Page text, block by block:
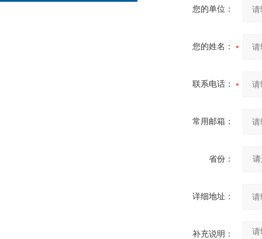
您的单位：
您的姓名：
联系电话：
常用邮箱：
省份：
详细地址：
补充说明：